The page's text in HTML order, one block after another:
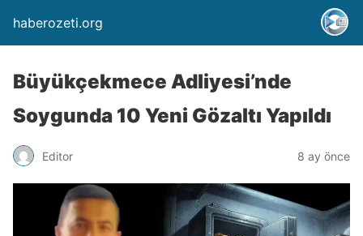
haberozeti.org
Büyükçekmece Adliyesi’nde
Soygunda 10 Yeni Gözaltı Yapıldı
Editor 8 ay önce